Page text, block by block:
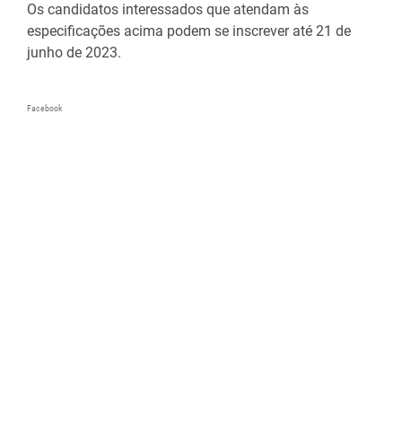
Os candidatos interessados que atendam às
especificações acima podem se inscrever até 21 de
junho de 2023.
Facebook